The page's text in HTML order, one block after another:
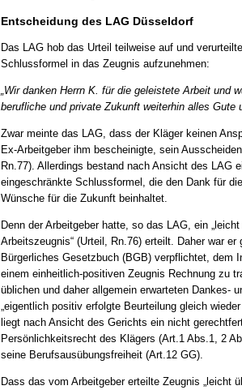
Entscheidung des LAG Düsseldorf
Das LAG hob das Urteil teilweise auf und
Schlussformel in das Zeugnis aufzunehmen:
„Wir danken Herrn K. für die geleistete Arbeit und
berufliche und private Zukunft weiterhin alles Gute
Zwar meinte das LAG, dass der Kläger keinen
Ex-Arbeitgeber ihm bescheinigte, sein
Rn.77). Allerdings bestand nach Ansicht des LAG
eingeschränkte Schlussformel, die den Dank für
Wünsche für die Zukunft beinhaltet.
Denn der Arbeitgeber hatte, so das LAG, ein
Arbeitszeugnis“ (Urteil, Rn.76) erteilt. Daher war er
Bürgerliches Gesetzbuch (BGB) verpflichtet, dem
einem einheitlich-positiven Zeugnis Rechnung zu
üblichen und daher allgemein erwarteten Dankes-
„eigentlich positiv erfolgte Beurteilung gleich
liegt nach Ansicht des Gerichts ein nicht
Persönlichkeitsrecht des Klägers (Art.1 Abs.1, 2
seine Berufsausübungsfreiheit (Art.12 GG).
Dass das vom Arbeitgeber erteilte Zeugnis „leicht